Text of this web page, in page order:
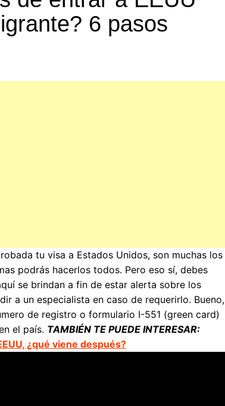
6 pasos
tu visa a Estados Unidos, son muchas los
podrás hacerlos todos. Pero eso sí, debes
se brindan a fin de estar alerta sobre los
a un especialista en caso de requerirlo. Bueno,
de registro o formulario I-551 (green card)
el país. TAMBIÉN TE PUEDE INTERESAR:
¿qué viene después?